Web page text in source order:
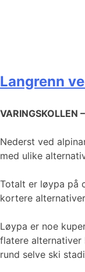
Langrenn
VARINGSKOLLEN
Nederst ved
med ulike
Totalt er løypa på
kortere
Løypa er noe
flatere
rund selve ski